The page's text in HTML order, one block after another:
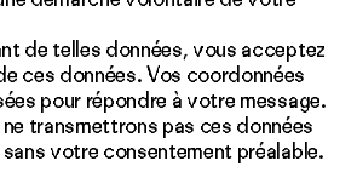
de telles données, vous acceptez
ces données. Vos coordonnées
pour répondre à votre message.
transmettrons pas ces données
sans votre consentement préalable.